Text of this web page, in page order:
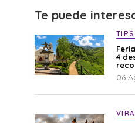
Te puede
4
06